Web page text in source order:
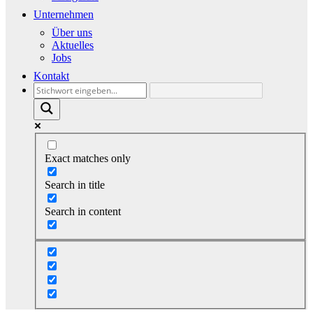
Unternehmen
Über uns
Aktuelles
Jobs
Kontakt
Exact matches only
Search in title
Search in content